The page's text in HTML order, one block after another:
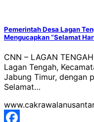
Pemerintah Desa Lagan
Mengucapkan “Selamat
CNN – LAGAN
Lagan Tengah,
Jabung Timur, dengan
Selamat…